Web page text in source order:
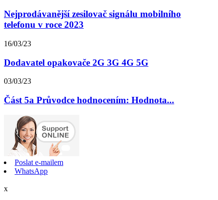
Nejprodávanější zesilovač signálu mobilního
telefonu v roce 2023
16/03/23
Dodavatel opakovače 2G 3G 4G 5G
03/03/23
Část 5a Průvodce hodnocením: Hodnota...
Poslat e-mailem
WhatsApp
x